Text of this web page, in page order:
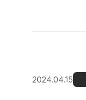
2024.04.15